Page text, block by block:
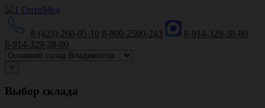
8 (423) 260-05-10 8-800-2500-243
8-914-329-38-80
8-914-329-38-80
×
Выбор склада